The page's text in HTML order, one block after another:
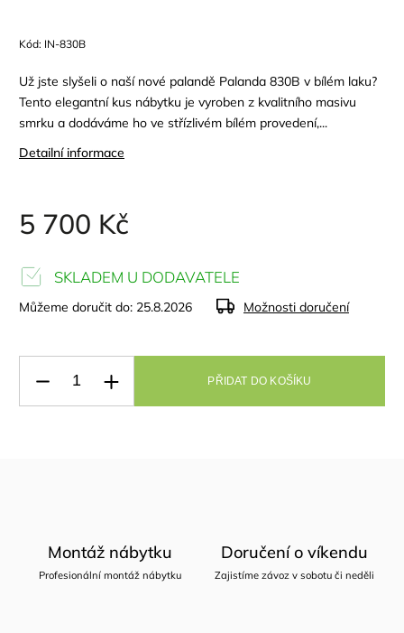
Kód: IN-830B
Už jste slyšeli o naší nové palandě Palanda 830B v bílém laku?
Tento elegantní kus nábytku je vyroben z kvalitního masivu
smrku a dodáváme ho ve střízlivém bílém provedení,...
Detailní informace
5 700 Kč
SKLADEM U DODAVATELE
Můžeme doručit do: 25.8.2026 Možnosti doručení
PŘIDAT DO KOŠÍKU
Montáž nábytku
Profesionální montáž nábytku
Doručení o víkendu
Zajistíme závoz v sobotu či neděli